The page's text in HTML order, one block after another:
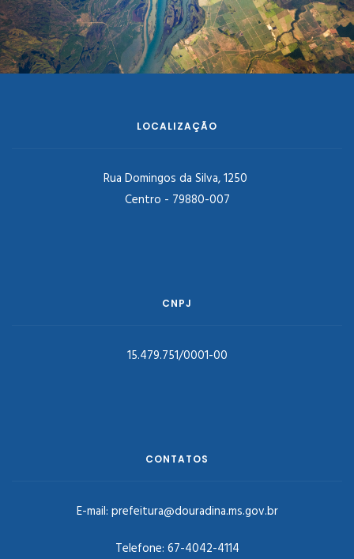
LOCALIZAÇÃO
Rua Domingos da Silva, 1250
Centro - 79880-007
CNPJ
15.479.751/0001-00
CONTATOS
E-mail: prefeitura@douradina.ms.gov.br
Telefone: 67-4042-4114